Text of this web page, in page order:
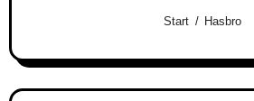
Start Hasbro